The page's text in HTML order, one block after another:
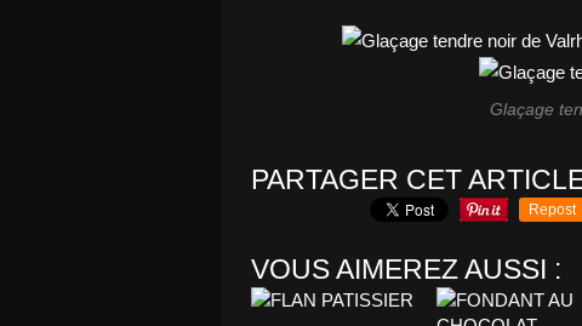
Glaçage
PARTAGER CET
Repost
VOUS AIMEREZ AUSSI :